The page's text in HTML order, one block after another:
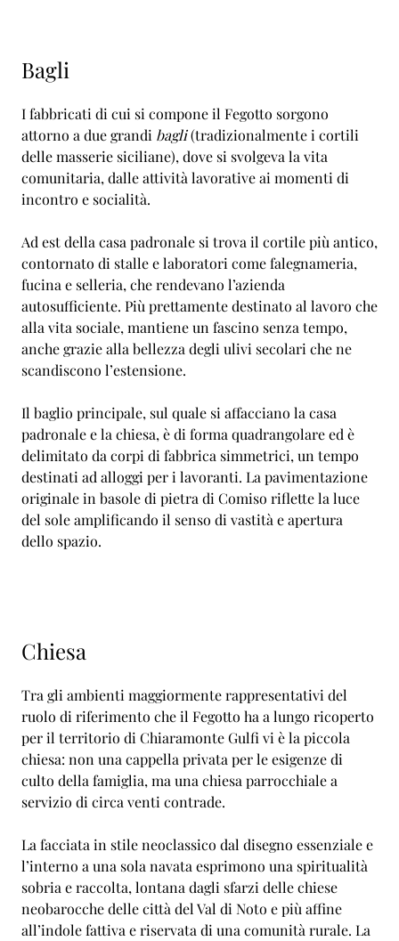
Bagli
I fabbricati di cui si compone il Fegotto sorgono
attorno a due grandi bagli(tradizionalmente i cortili
delle masserie siciliane), dove si svolgeva la vita
comunitaria, dalle attività lavorative ai momenti di
incontro e socialità.
Ad est della casa padronale si trova il cortile più antico,
contornato di stalle e laboratori come falegnameria,
fucina e selleria, che rendevano l’azienda
autosufficiente. Più prettamente destinato al lavoro che
alla vita sociale, mantiene un fascino senza tempo,
anche grazie alla bellezza degli ulivi secolari che ne
scandiscono l’estensione.
Il baglio principale, sul quale si affacciano la casa
padronale e la chiesa, è di forma quadrangolare ed è
delimitato da corpi di fabbrica simmetrici, un tempo
destinati ad alloggi per i lavoranti. La pavimentazione
originale in basole di pietra di Comiso riflette la luce
del sole amplificando il senso di vastità e apertura
dello spazio.
Chiesa
Tra gli ambienti maggiormente rappresentativi del
ruolo di riferimento che il Fegotto ha a lungo ricoperto
per il territorio di Chiaramonte Gulfi vi è la piccola
chiesa: non una cappella privata per le esigenze di
culto della famiglia, ma una chiesa parrocchiale a
servizio di circa venti contrade.
La facciata in stile neoclassico dal disegno essenziale e
l’interno a una sola navata esprimono una spiritualità
sobria e raccolta, lontana dagli sfarzi delle chiese
neobarocche delle città del Val di Noto e più affine
all’indole fattiva e riservata di una comunità rurale. La